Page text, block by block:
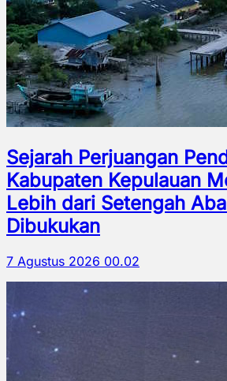
Sejarah Perjuangan
Kabupaten Kepulauan
Lebih dari Setengah
Dibukukan
7 Agustus 2026 00.02